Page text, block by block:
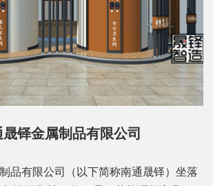
铎金属制品有限公司
品有限公司（以下简称南通晟铎）坐落